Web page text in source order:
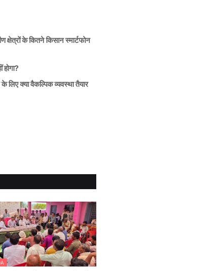
क्षेत्रों के कितने किसान स्मार्टफोन
लिए क्या वैकल्पिक व्यवस्था तैयार